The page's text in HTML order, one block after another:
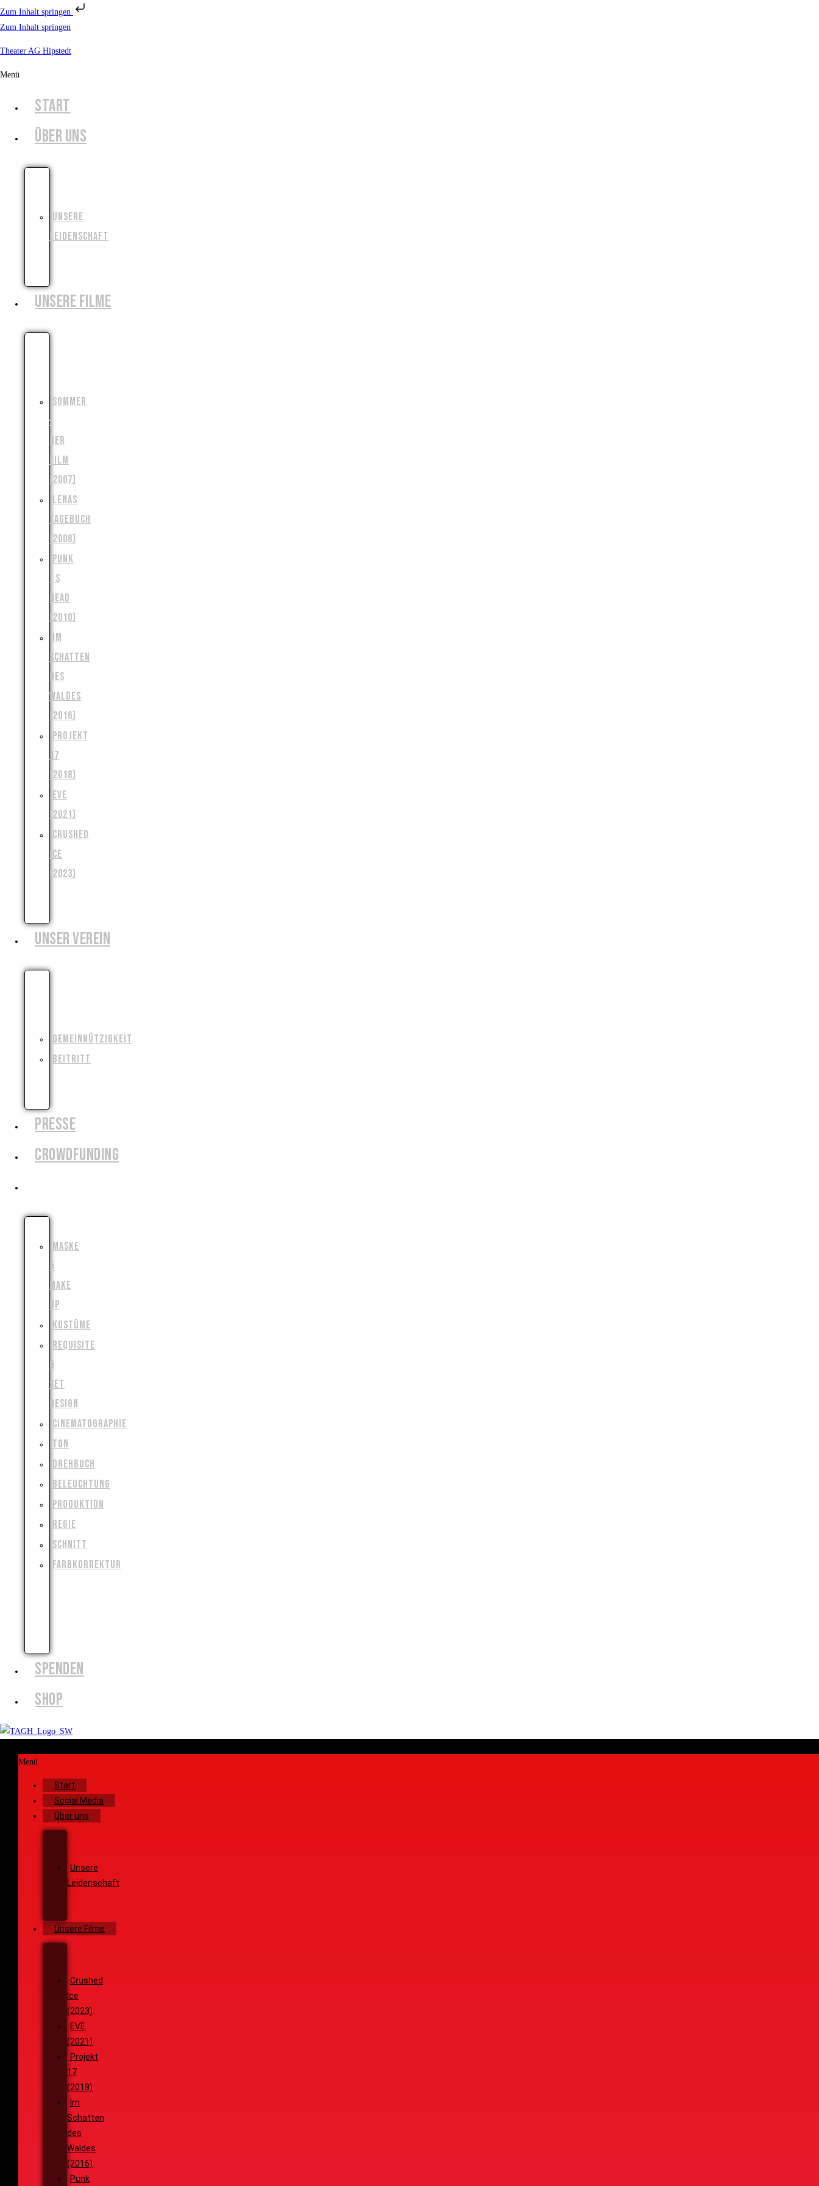
Zum Inhalt springen
Zum Inhalt springen
Theater AG Hipstedt
Menü
START
ÜBER UNS
UNSERE
LEIDENSCHAFT
UNSERE FILME
SOMMER
–
DER
FILM
(2007)
LENAS
TAGEBUCH
(2008)
PUNK
´S
DEAD
(2010)
IM
SCHATTEN
DES
WALDES
(2016)
PROJEKT
17
(2018)
EVE
(2021)
CRUSHED
ICE
(2023)
UNSER VEREIN
GEMEINNÜTZIGKEIT
BEITRITT
PRESSE
CROWDFUNDING
MASKE
&
MAKE
UP
KOSTÜME
REQUISITE
&
SET
DESIGN
CINEMATOGRAPHIE
TON
DREHBUCH
BELEUCHTUNG
PRODUKTION
REGIE
SCHNITT
FARBKORREKTUR
SPENDEN
SHOP
Menü
Start
Social Media
Über uns
Unsere
Leidenschaft
Unsere Filme
Crushed
Ice
(2023)
EVE
(2021)
Projekt
17
(2018)
Im
Schatten
des
Waldes
(2016)
Punk